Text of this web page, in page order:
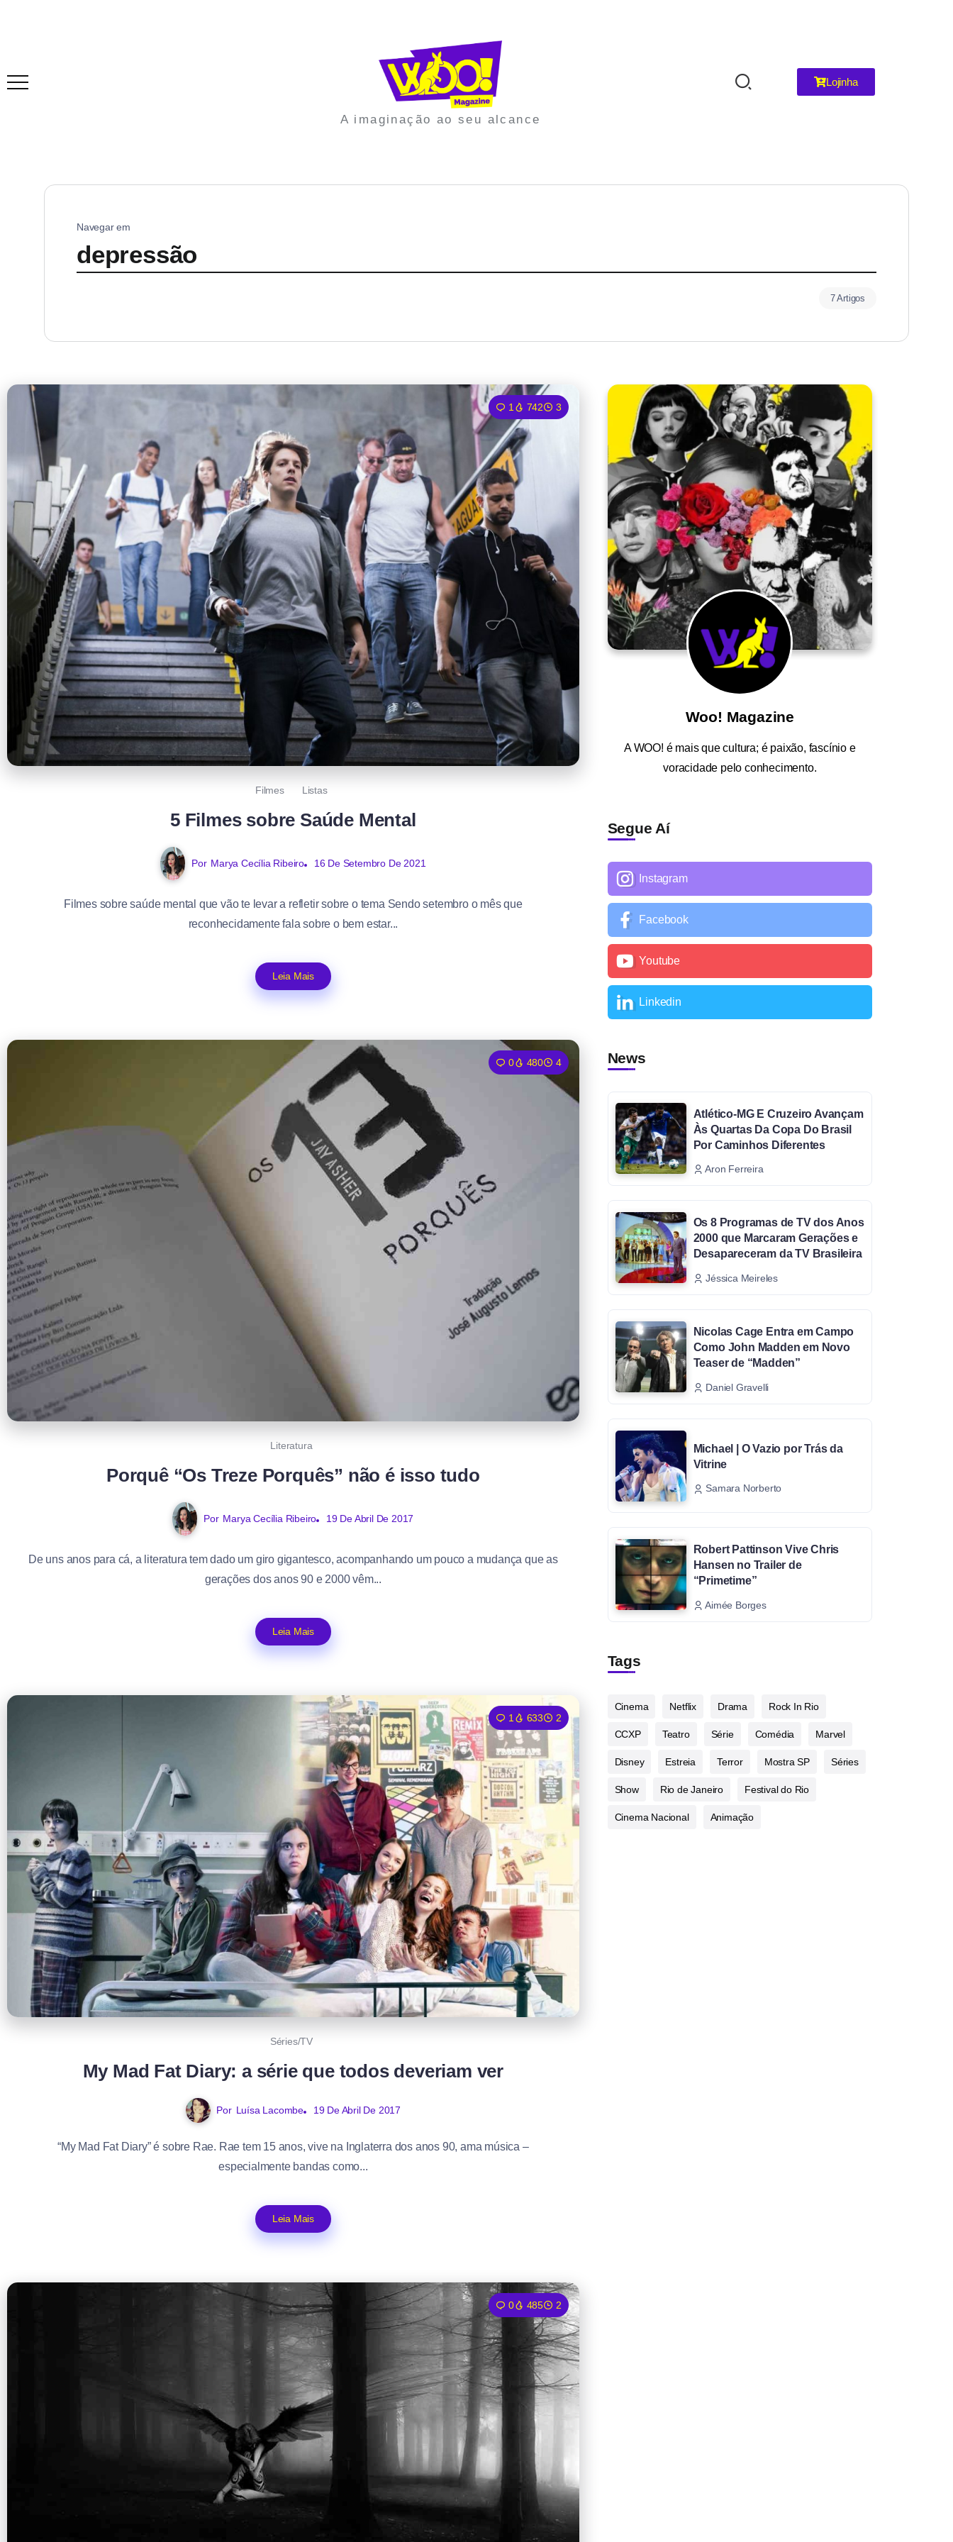
A imaginação ao seu alcance
Lojinha
Navegar em
depressão
7 Artigos
1 742 3
Filmes Listas
5 Filmes sobre Saúde Mental
Por Marya Cecília Ribeiro 16 De Setembro De 2021
Filmes sobre saúde mental que vão te levar a refletir sobre o tema Sendo setembro o mês que
reconhecidamente fala sobre o bem estar...
Leia Mais
0 480 4
Literatura
Porquê “Os Treze Porquês” não é isso tudo
Por Marya Cecília Ribeiro 19 De Abril De 2017
De uns anos para cá, a literatura tem dado um giro gigantesco, acompanhando um pouco a mudança que as
gerações dos anos 90 e 2000 vêm...
Leia Mais
1 633 2
Séries/TV
My Mad Fat Diary: a série que todos deveriam ver
Por Luísa Lacombe 19 De Abril De 2017
“My Mad Fat Diary” é sobre Rae. Rae tem 15 anos, vive na Inglaterra dos anos 90, ama música –
especialmente bandas como...
Leia Mais
0 485 2
Woo! Magazine
AWOO! é mais que cultura; é paixão, fascínio e
voracidade pelo conhecimento.
Segue Aí
Instagram
Facebook
Youtube
Linkedin
News
Atlético-MG E Cruzeiro Avançam
Às Quartas Da Copa Do Brasil
Por Caminhos Diferentes
Aron Ferreira
Os 8 Programas de TV dos Anos
2000 que Marcaram Gerações e
Desapareceram da TV Brasileira
Jéssica Meireles
Nicolas Cage Entra em Campo
Como John Madden em Novo
Teaser de “Madden”
Daniel Gravelli
Michael | O Vazio por Trás da
Vitrine
Samara Norberto
Robert Pattinson Vive Chris
Hansen no Trailer de
“Primetime”
Aimée Borges
Tags
Cinema Netflix Drama Rock In Rio
CCXP Teatro Série Comédia Marvel
Disney Estreia Terror Mostra SP Séries
Show Rio de Janeiro Festival do Rio
Cinema Nacional Animação